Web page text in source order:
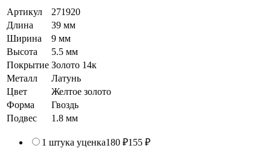
Артикул
271920
Длина
39 мм
Ширина
9 мм
Высота
5.5 мм
Покрытие Золото 14к
Металл
Латунь
Цвет
Желтое золото
Форма
Гвоздь
Подвес
1.8 мм
1 штука уценка180 ₽155 ₽